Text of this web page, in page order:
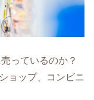
っているのか？
ョップ、コンビニ